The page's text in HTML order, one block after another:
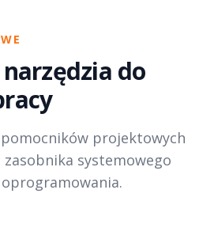
do
pomocników projektowych
systemowego